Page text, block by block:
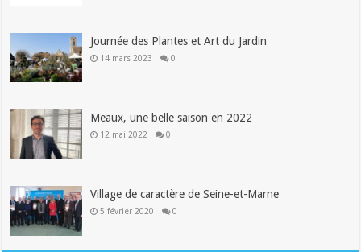
Journée des Plantes et Art du Jardin
14 mars 2023 0
Meaux, une belle saison en 2022
12 mai 2022 0
Village de caractère de Seine-et-Marne
5 février 2020 0